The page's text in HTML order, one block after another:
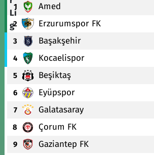
1 Amed
2 Erzurumspor FK
3 Başakşehir
4 Kocaelispor
5 Beşiktaş
6 Eyüpspor
7 Galatasaray
8 Çorum FK
9 Gaziantep FK